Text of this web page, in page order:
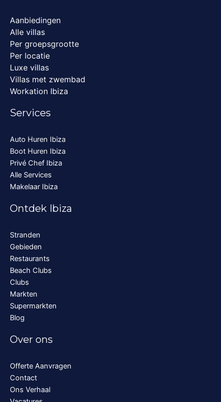
Aanbiedingen
Alle villas
Per groepsgrootte
Per locatie
Luxe villas
Villas met zwembad
Workation Ibiza
Services
Auto Huren Ibiza
Boot Huren Ibiza
Privé Chef Ibiza
Alle Services
Makelaar Ibiza
Ontdek Ibiza
Stranden
Gebieden
Restaurants
Beach Clubs
Clubs
Markten
Supermarkten
Blog
Over ons
Offerte Aanvragen
Contact
Ons Verhaal